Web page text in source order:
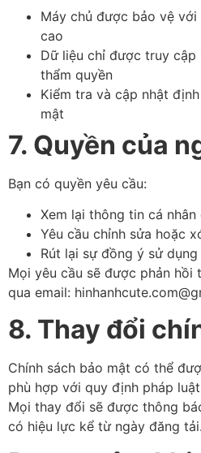
Máy chủ được bảo vệ
cao
Dữ liệu chỉ được truy
thẩm quyền
Kiểm tra và cập nhật
mật
7. Quyền của
Bạn có quyền yêu cầu:
Xem lại thông tin cá nhân
Yêu cầu chỉnh sửa hoặc
Rút lại sự đồng ý sử
Mọi yêu cầu sẽ được phản hồi
qua email:
8. Thay đổi
Chính sách bảo mật có thể
phù hợp với quy định pháp
Mọi thay đổi sẽ được thông
có hiệu lực kể từ ngày đăng tải.